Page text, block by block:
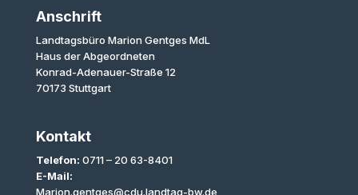
Anschrift
Landtagsbüro Marion Gentges MdL
Haus der Abgeordneten
Konrad-Adenauer-Straße 12
70173 Stuttgart
Kontakt
Telefon: 0711 – 20 63-8401
E-Mail:
Marion.gentges@cdu.landtag-bw.de